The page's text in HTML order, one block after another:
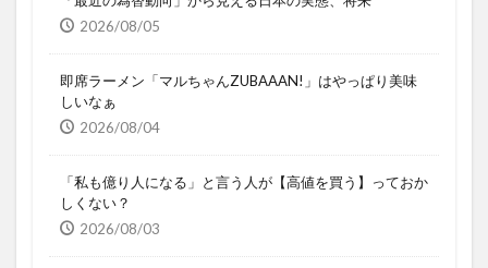
2026/08/05
即席ラーメン「マルちゃんZUBAAAN!」はやっぱり美味
しいなぁ
2026/08/04
「私も億り人になる」と言う人が【高値を買う】っておか
しくない？
2026/08/03